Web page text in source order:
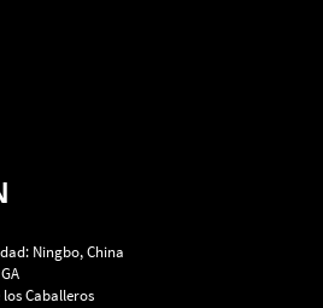
Ningbo, China
Caballeros